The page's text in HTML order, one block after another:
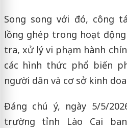
Song song với đó, công
lồng ghép trong hoạt
tra, xử lý vi phạm hành
các hình thức phổ biến
người dân và cơ sở kinh
Đáng chú ý, ngày 5/5/
trường tỉnh Lào Cai